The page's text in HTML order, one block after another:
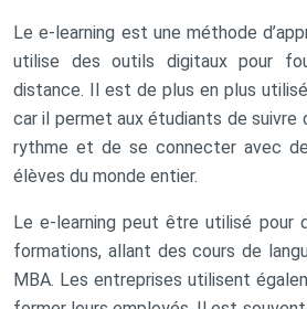
Le e-learning est une méthode
utilise des outils digitaux pour
distance. Il est de plus en plus
car il permet aux étudiants de suivre
rythme et de se connecter avec
élèves du monde entier.
Le e-learning peut être utilisé pour
formations, allant des cours de
MBA. Les entreprises utilisent